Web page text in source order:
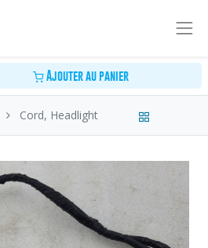
Ajouter au panier
Cord, Headlight